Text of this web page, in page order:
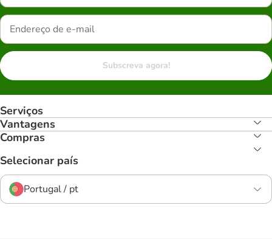
Subscreva agora!
Serviços
Vantagens
Compras
Selecionar país
Portugal / pt